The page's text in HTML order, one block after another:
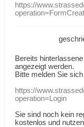
https://
Bereits
angezeigt werden.
Bitte melden Sie
https://
operation=Login
Sie sind noch kein
kostenlos und